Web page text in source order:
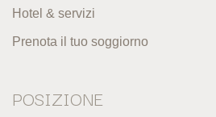
Hotel & servizi
Prenota il tuo soggiorno
POSIZIONE